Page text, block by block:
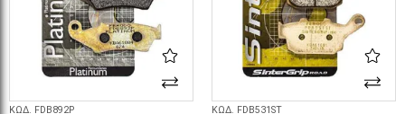
ΚΩΔ. FDB892P ΚΩΔ. FDB531ST